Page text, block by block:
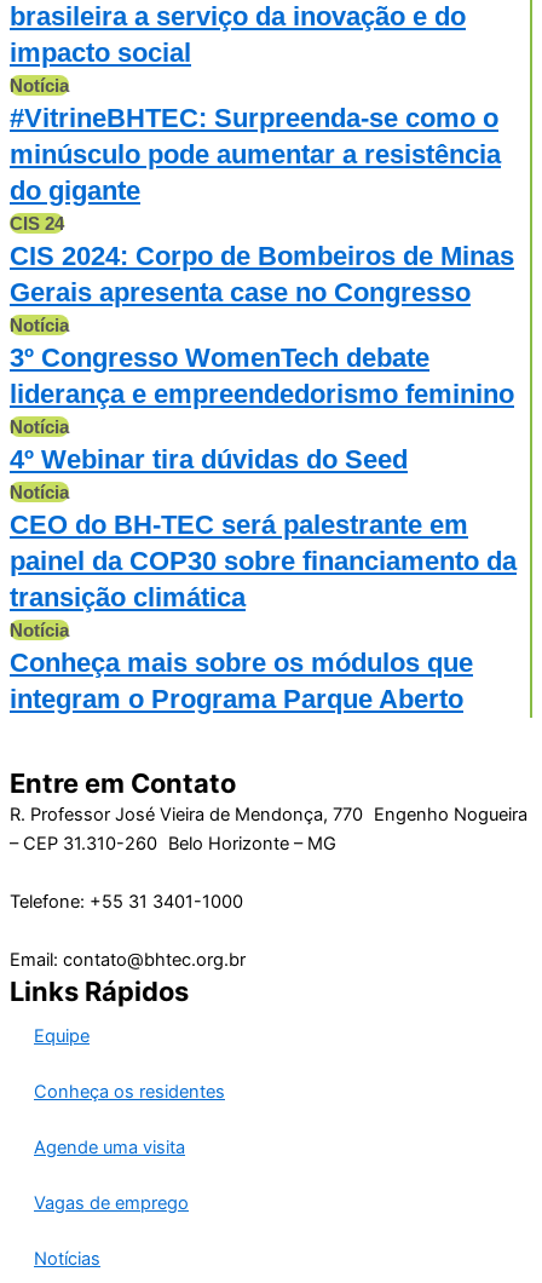
brasileira a serviço da inovação e do
impacto social
Notícia
#VitrineBHTEC: Surpreenda-se como o
minúsculo pode aumentar a resistência
do gigante
CIS 24
CIS 2024: Corpo de Bombeiros de Minas
Gerais apresenta case no Congresso
Notícia
3º Congresso WomenTech debate
liderança e empreendedorismo feminino
Notícia
4º Webinar tira dúvidas do Seed
Notícia
CEO do BH-TEC será palestrante em
painel da COP30 sobre financiamento da
transição climática
Notícia
Conheça mais sobre os módulos que
integram o Programa Parque Aberto
Entre em Contato
R. Professor José Vieira de Mendonça, 770 Engenho Nogueira
– CEP 31.310-260 Belo Horizonte – MG
Telefone: +55 31 3401-1000
Email: contato@bhtec.org.br
Links Rápidos
Equipe
Conheça os residentes
Agende uma visita
Vagas de emprego
Notícias